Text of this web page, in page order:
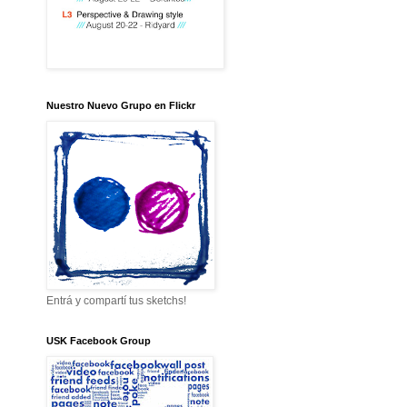
Nuestro Nuevo Grupo en Flickr
Entrá y compartí tus sketchs!
USK Facebook Group